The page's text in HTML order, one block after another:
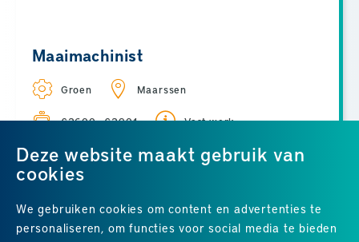
Deze website maakt gebruik van
cookies
We gebruiken cookies om content en advertenties te
personaliseren, om functies voor social media te bieden
Maaimachinist
Groen Maarssen
€2600 - €2901 Vast werk
ALLE VACATURES